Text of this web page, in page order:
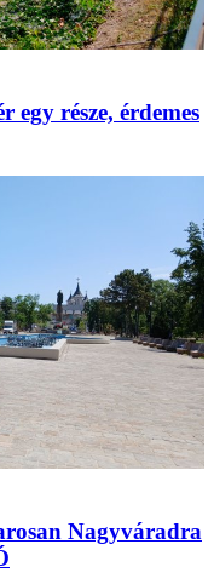
része, érdemes
Nagyváradra